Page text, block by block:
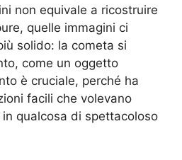
non equivale a ricostruire
quelle immagini ci
solido: la cometa si
come un oggetto
è cruciale, perché ha
facili che volevano
in qualcosa di spettacoloso